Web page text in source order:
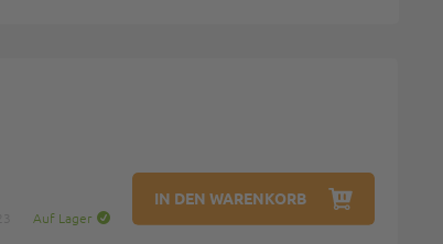
Auf Lager
IN DEN WARENKORB